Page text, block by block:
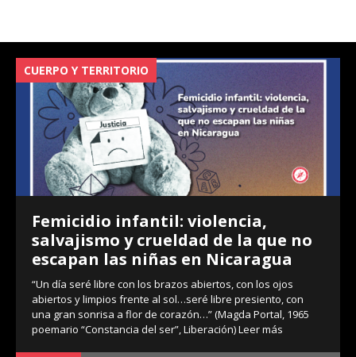
CUERPO Y TERRITORIO
Femicidio infantil: violencia,
salvajismo y crueldad de la que no
escapan las niñas en Nicaragua
“Un día seré libre con los brazos abiertos, con los ojos
abiertos y limpios frente al sol…seré libre presiento, con
una gran sonrisa a flor de corazón…” (Magda Portal, 1965
poemario “Constancia del ser”, Liberación)Leer más